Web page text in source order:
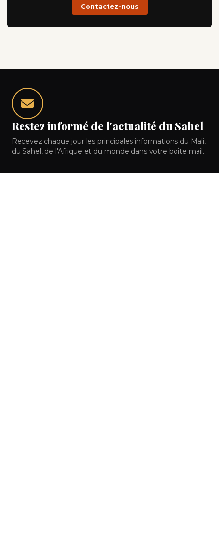
Contactez-nous
Restez informé de l'actualité du Sahel
Recevez chaque jour les principales informations du Mali,
du Sahel, de l'Afrique et du monde dans votre boîte mail.